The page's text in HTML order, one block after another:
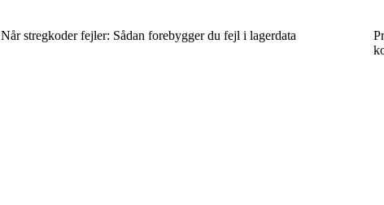
Når stregkoder fejler: Sådan forebygger du fejl i lagerdata